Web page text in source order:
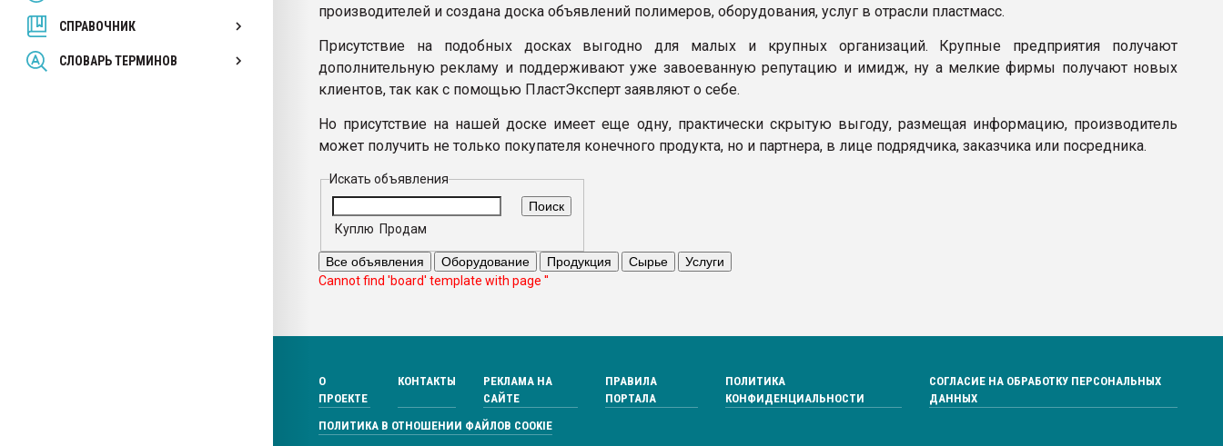
СПРАВОЧНИК
СЛОВАРЬ ТЕРМИНОВ
28.07.2026 "Технониколь" довольна
ситуацией на строительном рынке
Всё, что касается выдува ПЭТ
бутылок
ПЕРЕЙТИ НА ФОРУМ
производителей и создана доска объявлений полимеров, оборудования, услуг в отрасли пластмасс.
Присутствие на подобных досках выгодно для малых и крупных организаций. Крупные предприятия получают
дополнительную рекламу и поддерживают уже завоеванную репутацию и имидж, ну а мелкие фирмы получают новых
клиентов, так как с помощью ПластЭксперт заявляют о себе.
Но присутствие на нашей доске имеет еще одну, практически скрытую выгоду, размещая информацию, производитель
может получить не только покупателя конечного продукта, но и партнера, в лице подрядчика, заказчика или посредника.
Искать объявления
Куплю Продам
Cannot find 'board' template with page ''
О
ПРОЕКТЕ
КОНТАКТЫ
РЕКЛАМА НА
САЙТЕ
ПРАВИЛА
ПОРТАЛА
ПОЛИТИКА
КОНФИДЕНЦИАЛЬНОСТИ
СОГЛАСИЕ НА ОБРАБОТКУ ПЕРСОНАЛЬНЫХ
ДАННЫХ
ПОЛИТИКА В ОТНОШЕНИИ ФАЙЛОВ COOKIE